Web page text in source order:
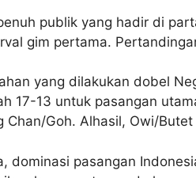
publik yang hadir di
gim pertama.
yang dilakukan dobel
17-13 untuk pasangan
Goh. Alhasil, Owi/
dominasi pasangan